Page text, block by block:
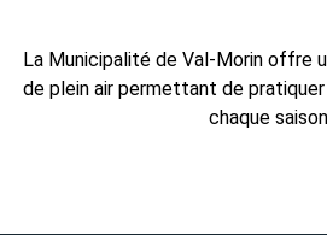
La Municipalité de Val-Morin offre
de plein air permettant de
chaque